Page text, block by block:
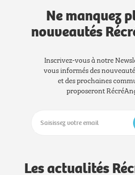
Ne manquez
nouveautés
Inscrivez-vous à notre
vous informés des
et des prochaines
proposeront
Les actualités